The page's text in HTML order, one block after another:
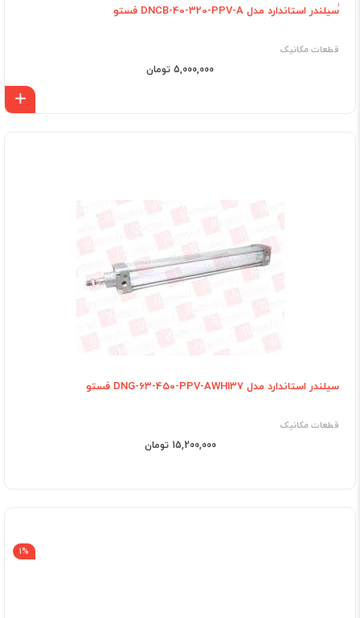
ُسیلندر استاندارد مدل DNCB-40-320-PPV-A فستو
قطعات مکانیک
5,000,000 تومان
سیلندر استاندارد مدل DNG-63-450-PPV-AWH137 فستو
قطعات مکانیک
15,200,000 تومان
1%